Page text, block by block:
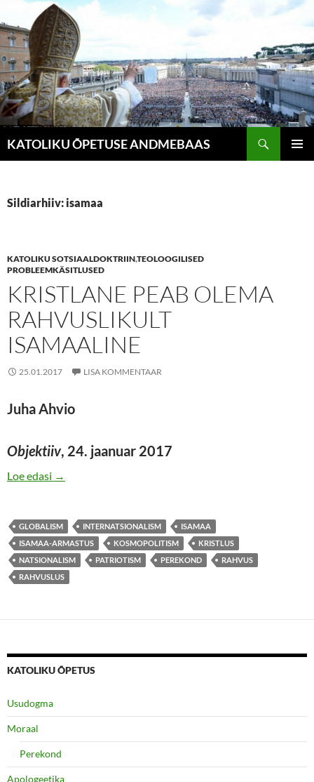
sisu
juurde
KATOLIKU ÕPETUSE ANDMEBAAS
Sildiarhiiv: isamaa
KATOLIKU SOTSIAALDOKTRIIN,TEOLOOGILISED
PROBLEEMKÄSITLUSED
KRISTLANE PEAB OLEMA
RAHVUSLIKULT
ISAMAALINE
25.01.2017 LISA KOMMENTAAR
Juha Ahvio
Objektiiv, 24. jaanuar 2017
Loe edasi KRISTLANE PEAB OLEMA RAHVUSLIKULT
→
GLOBALISM INTERNATSIONALISM
ISAMAA
ISAMAA-ARMASTUS
KOSMOPOLITISM
KRISTLUS
NATSIONALISM
PATRIOTISM PEREKOND
RAHVUS
RAHVUSLUS
KATOLIKU ÕPETUS
Usudogma
Moraal
Perekond
Apologeetika